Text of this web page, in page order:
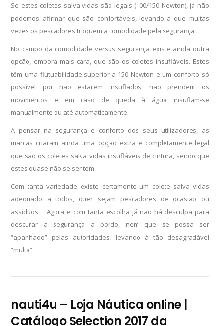
Se estes coletes salva vidas são legais (100/150 Newton), já não
podemos afirmar que são confortáveis, levando a que muitas
vezes os pescadores troquem a comodidade pela segurança…
No campo da comodidade versus segurança existe ainda outra
opção, embora mais cara, que são os coletes insufláveis. Estes
têm uma flutuabilidade superior a 150 Newton e um conforto só
possível por não estarem insuflados, não prendem os
movimentos e em caso de queda à água insuflam-se
manualmente ou até automaticamente.
A pensar na segurança e conforto dos seus utilizadores, as
marcas criaram ainda uma opção extra e completamente legal
que são os coletes salva vidas insufláveis de cintura, sendo que
estes quase não se sentem.
Com tanta variedade existe certamente um colete salva vidas
adequado a todos, quer sejam pescadores de ocasião ou
assíduos… Agora e com tanta escolha já não há desculpa para
descurar a segurança a bordo, nem que se possa ser
“apanhado” pelas autoridades, levando à tão desagradável
“multa”.
nauti4u – Loja Náutica online |
Catálogo Selection 2017 da